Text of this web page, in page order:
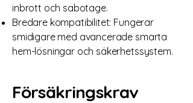
inbrott och sabotage.
Bredare kompatibilitet: Fungerar
smidigare med avancerade smarta
hem-lösningar och säkerhetssystem.
Försäkringskrav